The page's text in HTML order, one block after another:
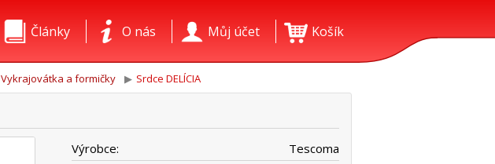
Košík
Můj účet
O nás
Články
Vykrajovátka a formičky Srdce DELÍCIA
Výrobce:
Tescoma